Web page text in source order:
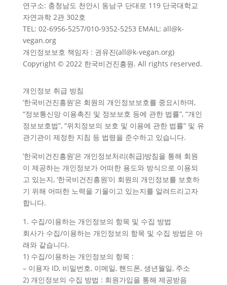
연구소: 충청남도 천안시 동남구 단대로 119 단국대학교
자연과학 2관 302호
TEL: 02-6956-5257/010-9352-5253 EMAIL: all@k-
vegan.org
개인정보보호 책임자 : 권유진(all@k-vegan.org)
Copyright © 2022 한국비건진흥원. All rights reserved.
개인정보 취급 방침
‘한국비건진흥원’은 회원의 개인정보보호를 중요시하며,
“정보통신망 이용촉진 및 정보보호 등에 관한 법률”, “개인
정보보호법”, “위치정보의 보호 및 이용에 관한 법률” 및 유
관기관이 제정한 지침 등 법령을 준수하고 있습니다.
‘한국비건진흥원’은 개인정보처리(취급)방침을 통해 회원
이 제공하는 개인정보가 어떠한 용도와 방식으로 이용되
고 있는지, ‘한국비건진흥원’이 회원의 개인정보를 보호하
기 위해 어떠한 노력을 기울이고 있는지를 알려드리고자
합니다.
1. 수집/이용하는 개인정보의 항목 및 수집 방법
회사가 수집/이용하는 개인정보의 항목 및 수집 방법은 아
래와 같습니다.
1) 수집/이용하는 개인정보의 항목 :
– 이용자 ID, 비밀번호, 이메일, 핸드폰, 생년월일, 주소
2) 개인정보의 수집 방법 : 회원가입을 통해 제공받음